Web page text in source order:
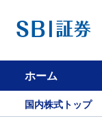
ホーム
国内株式トップ